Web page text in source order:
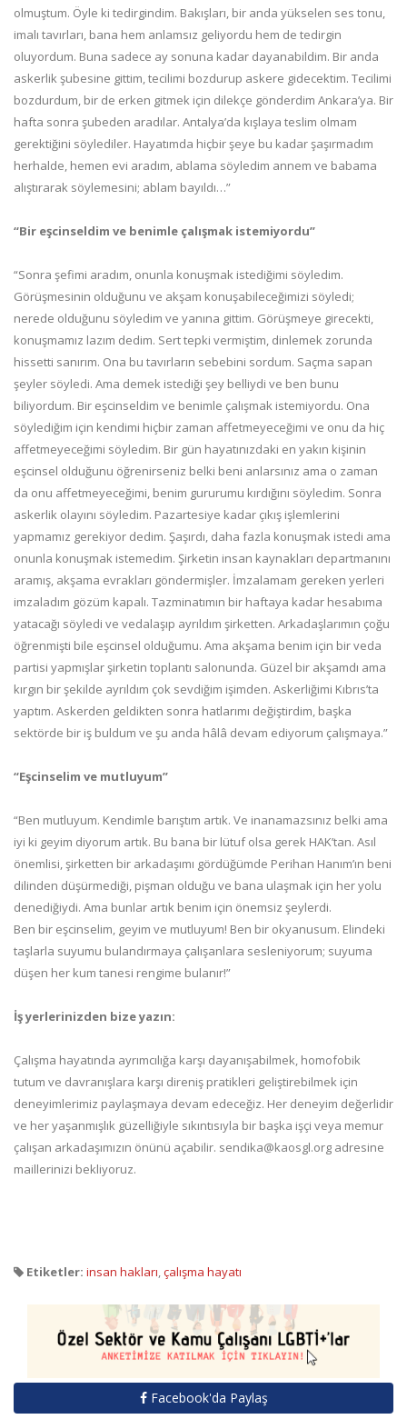
olmuştum. Öyle ki tedirgindim. Bakışları, bir anda yükselen ses tonu,
imalı tavırları, bana hem anlamsız geliyordu hem de tedirgin
oluyordum. Buna sadece ay sonuna kadar dayanabildim. Bir anda
askerlik şubesine gittim, tecilimi bozdurup askere gidecektim. Tecilimi
bozdurdum, bir de erken gitmek için dilekçe gönderdim Ankara’ya. Bir
hafta sonra şubeden aradılar. Antalya’da kışlaya teslim olmam
gerektiğini söylediler. Hayatımda hiçbir şeye bu kadar şaşırmadım
herhalde, hemen evi aradım, ablama söyledim annem ve babama
alıştırarak söylemesini; ablam bayıldı…”
“Bir eşcinseldim ve benimle çalışmak istemiyordu”
“Sonra şefimi aradım, onunla konuşmak istediğimi söyledim.
Görüşmesinin olduğunu ve akşam konuşabileceğimizi söyledi;
nerede olduğunu söyledim ve yanına gittim. Görüşmeye girecekti,
konuşmamız lazım dedim. Sert tepki vermiştim, dinlemek zorunda
hissetti sanırım. Ona bu tavırların sebebini sordum. Saçma sapan
şeyler söyledi. Ama demek istediği şey belliydi ve ben bunu
biliyordum. Bir eşcinseldim ve benimle çalışmak istemiyordu. Ona
söylediğim için kendimi hiçbir zaman affetmeyeceğimi ve onu da hiç
affetmeyeceğimi söyledim. Bir gün hayatınızdaki en yakın kişinin
eşcinsel olduğunu öğrenirseniz belki beni anlarsınız ama o zaman
da onu affetmeyeceğimi, benim gururumu kırdığını söyledim. Sonra
askerlik olayını söyledim. Pazartesiye kadar çıkış işlemlerini
yapmamız gerekiyor dedim. Şaşırdı, daha fazla konuşmak istedi ama
onunla konuşmak istemedim. Şirketin insan kaynakları departmanını
aramış, akşama evrakları göndermişler. İmzalamam gereken yerleri
imzaladım gözüm kapalı. Tazminatımın bir haftaya kadar hesabıma
yatacağı söyledi ve vedalaşıp ayrıldım şirketten. Arkadaşlarımın çoğu
öğrenmişti bile eşcinsel olduğumu. Ama akşama benim için bir veda
partisi yapmışlar şirketin toplantı salonunda. Güzel bir akşamdı ama
kırgın bir şekilde ayrıldım çok sevdiğim işimden. Askerliğimi Kıbrıs’ta
yaptım. Askerden geldikten sonra hatlarımı değiştirdim, başka
sektörde bir iş buldum ve şu anda hâlâ devam ediyorum çalışmaya.”
“Eşcinselim ve mutluyum”
“Ben mutluyum. Kendimle barıştım artık. Ve inanamazsınız belki ama
iyi ki geyim diyorum artık. Bu bana bir lütuf olsa gerek HAK’tan. Asıl
önemlisi, şirketten bir arkadaşımı gördüğümde Perihan Hanım’ın beni
dilinden düşürmediği, pişman olduğu ve bana ulaşmak için her yolu
denediğiydi. Ama bunlar artık benim için önemsiz şeylerdi.
Ben bir eşcinselim, geyim ve mutluyum! Ben bir okyanusum. Elindeki
taşlarla suyumu bulandırmaya çalışanlara sesleniyorum; suyuma
düşen her kum tanesi rengime bulanır!”
İş yerlerinizden bize yazın:
Çalışma hayatında ayrımcılığa karşı dayanışabilmek, homofobik
tutum ve davranışlara karşı direniş pratikleri geliştirebilmek için
deneyimlerimiz paylaşmaya devam edeceğiz. Her deneyim değerlidir
ve her yaşanmışlık güzelliğiyle sıkıntısıyla bir başka işçi veya memur
çalışan arkadaşımızın önünü açabilir. sendika@kaosgl.org adresine
maillerinizi bekliyoruz.
Etiketler: insan hakları,çalışma hayatı
Facebook'da Paylaş